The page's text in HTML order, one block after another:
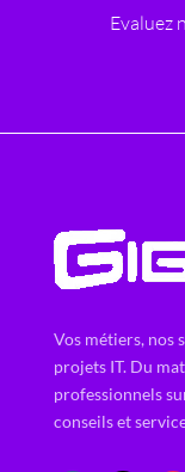
Evaluez
Vos métiers, nos
projets IT. Du
professionnels
conseils et